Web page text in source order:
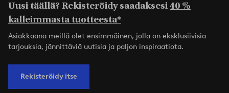
Uusi täällä? Rekisteröidy saadaksesi40 %
kalleimmasta tuotteesta*
Asiakkaana meillä olet ensimmäinen, jolla on eksklusiivisia
tarjouksia, jännittäviä uutisia ja paljon inspiraatiota.
Rekisteröidy itse